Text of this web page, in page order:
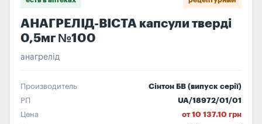
АНАГРЕЛІД-ВІСТА капсули тверді
0,5мг №100
анагрелід
Производитель
Сінтон БВ (випуск серії)
РП
UA/18972/01/01
Цена
от 10 137.10 грн